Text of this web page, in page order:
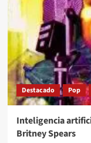
Destacado Pop
Inteligencia
Britney Spears